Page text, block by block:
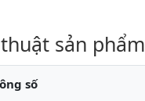
sản phẩm
số